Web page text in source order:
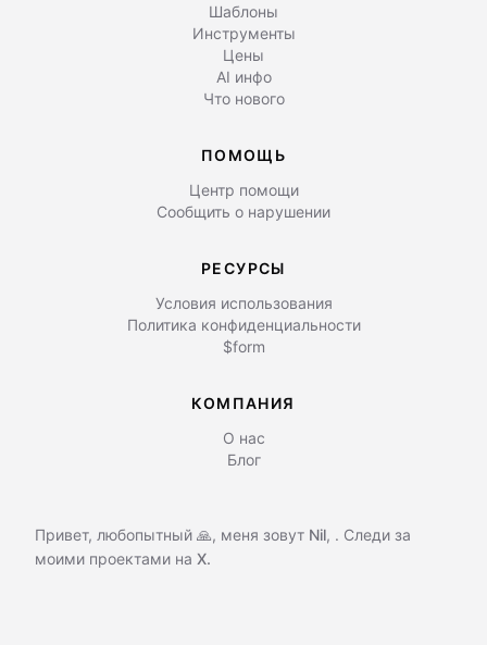
Шаблоны
Инструменты
Цены
AI инфо
Что нового
ПОМОЩЬ
Центр помощи
Сообщить о нарушении
РЕСУРСЫ
Условия использования
Политика конфиденциальности
$form
КОМПАНИЯ
О нас
Блог
Привет, любопытный 🙏, меня зовут Nil, . Следи за
моими проектами на X.